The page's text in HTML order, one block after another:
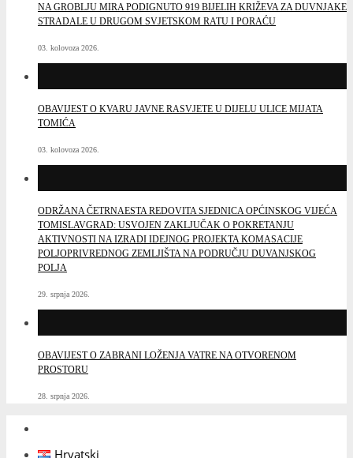
NA GROBLJU MIRA PODIGNUTO 919 BIJELIH KRIŽEVA ZA DUVNJAKE
STRADALE U DRUGOM SVJETSKOM RATU I PORAĆU
03. kolovoza 2026.
OBAVIJEST O KVARU JAVNE RASVJETE U DIJELU ULICE MIJATA
TOMIĆA
03. kolovoza 2026.
ODRŽANA ČETRNAESTA REDOVITA SJEDNICA OPĆINSKOG VIJEĆA
TOMISLAVGRAD: USVOJEN ZAKLJUČAK O POKRETANJU
AKTIVNOSTI NA IZRADI IDEJNOG PROJEKTA KOMASACIJE
POLJOPRIVREDNOG ZEMLJIŠTA NA PODRUČJU DUVANJSKOG
POLJA
29. srpnja 2026.
OBAVIJEST O ZABRANI LOŽENJA VATRE NA OTVORENOM
PROSTORU
28. srpnja 2026.
Hrvatski